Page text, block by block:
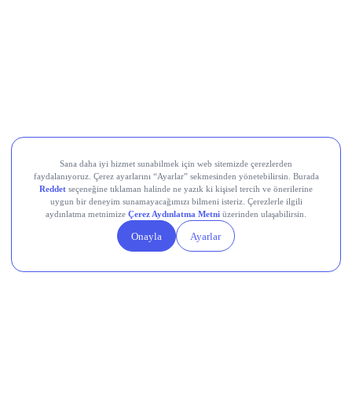
Teknik Analiz Nedir?